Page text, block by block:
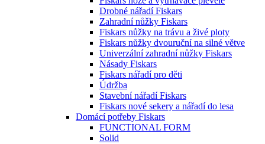
Drobné nářadí Fiskars
Zahradní nůžky Fiskars
Fiskars nůžky na trávu a živé ploty
Fiskars nůžky dvouruční na silné větve
Univerzální zahradní nůžky Fiskars
Násady Fiskars
Fiskars nářadí pro děti
Údržba
Stavební nářadí Fiskars
Fiskars nové sekery a nářadí do lesa
Domácí potřeby Fiskars
FUNCTIONAL FORM
Solid